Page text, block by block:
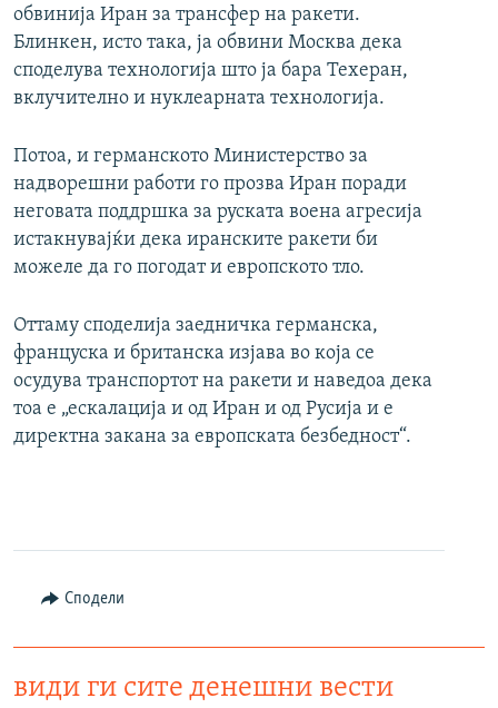
обвинија Иран за трансфер на ракети.
Блинкен, исто така, ја обвини Москва дека
споделува технологија што ја бара Техеран,
вклучително и нуклеарната технологија.
Потоа, и германското Министерство за
надворешни работи го прозва Иран поради
неговата поддршка за руската воена агресија
истакнувајќи дека иранските ракети би
можеле да го погодат и европското тло.
Оттаму споделија заедничка германска,
француска и британска изјава во која се
осудува транспортот на ракети и наведоа дека
тоа е „ескалација и од Иран и од Русија и е
директна закана за европската безбедност“.
Сподели
види ги сите денешни вести